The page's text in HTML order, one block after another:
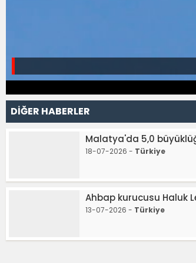
DİĞER HABERLER
Malatya'da 5,0
18-07-2026 - Türkiye
Ahbap kurucusu Haluk
13-07-2026 - Türkiye